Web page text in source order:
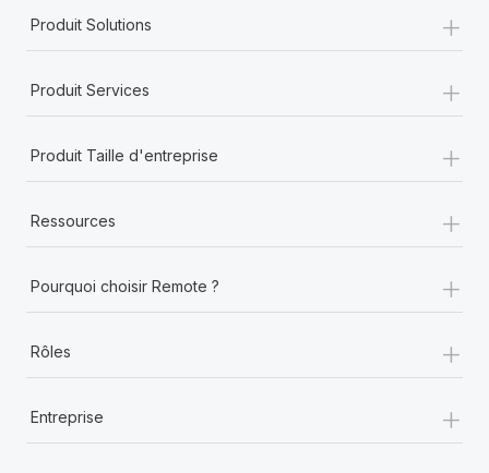
Produit Solutions +
Produit Services +
Produit Taille d'entreprise +
Ressources +
Pourquoi choisir Remote ? +
Rôles +
Entreprise
+